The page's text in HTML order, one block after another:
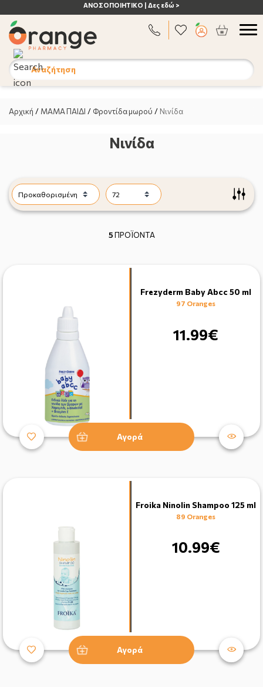
ΑΝΟΣΟΠΟΙΗΤΙΚΟ | Δες εδώ >
Αναζήτηση
Αρχική / ΜΑΜΑ ΠΑΙΔΙ / Φροντίδα μωρού / Νινίδα
Νινίδα
5ΠΡΟΪΟΝΤΑ
Frezyderm Baby Abcc 50 ml
97 Oranges
11.99€
Αγορά
Froika Ninolin Shampoo 125 ml
89 Oranges
10.99€
Αγορά